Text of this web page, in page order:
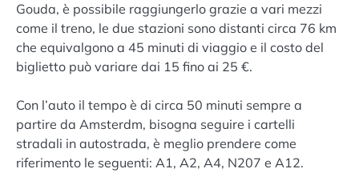
Gouda, è possibile raggiungerlo grazie a vari mezzi
come il treno, le due stazioni sono distanti circa 76 km
che equivalgono a 45 minuti di viaggio e il costo del
biglietto può variare dai 15 fino ai 25 €.
Con l’auto il tempo è di circa 50 minuti sempre a
partire da Amsterdm, bisogna seguire i cartelli
stradali in autostrada, è meglio prendere come
riferimento le seguenti: A1, A2, A4, N207 e A12.